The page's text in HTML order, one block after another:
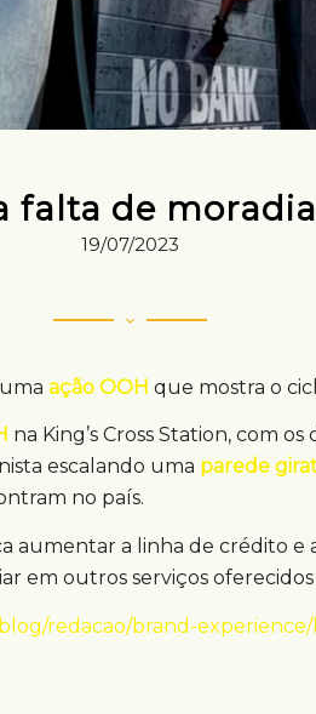
falta de
19/07/2023
ação OOH que mostra o
na King’s Cross Station, com
escalando uma parede
no país.
aumentar a linha de crédito e
em outros serviços
redacao/brand-